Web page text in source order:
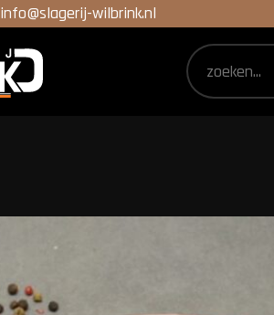
info@slagerij-wilbrink.nl